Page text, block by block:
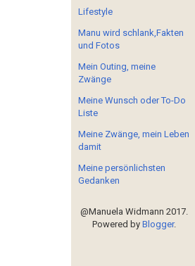
Lifestyle
Manu wird schlank,Fakten
und Fotos
Mein Outing, meine
Zwänge
Meine Wunsch oder To-Do
Liste
Meine Zwänge, mein Leben
damit
Meine persönlichsten
Gedanken
@Manuela Widmann 2017.
Powered by Blogger.